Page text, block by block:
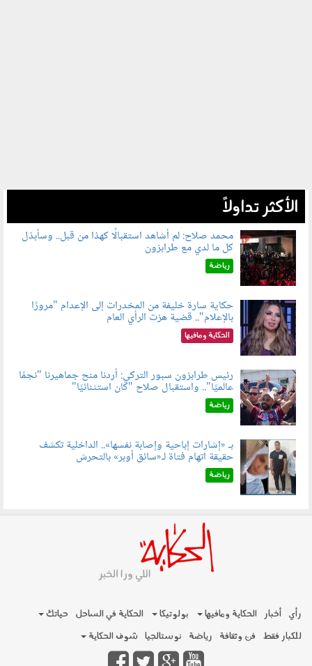
الأكثر تداولاً
060802.jpg
محمد صلاح: لم أشاهد استقبالًا كهذا من قبل.. وسأبذل
كل ما لدي مع طرابزون
رياضة
060801.jpeg
حكاية سارة خليفة من المخدرات إلى الإعدام "مرورًا
بالإعلام".. قضية هزت الرأي العام
الحكاية ومافيها
060803.jpg
رئيس طرابزون سبور التركي: أردنا منح جماهيرنا "نجمًا
عالميًا".. واستقبال صلاح "كان استثنائيًا"
رياضة
060804.jpg
بـ «إشارات إباحية وإصابة نفسها».. الداخلية تكشف
حقيقة اتهام فتاة لـ«سائق أوبر» بالتحرش
رياضة
رأي أخبار الحكاية ومافيها بولوتيكا الحكاية في الساحل
حياتك
للكبار فقط فن وثقافة رياضة نوستالجيا شوف الحكاية